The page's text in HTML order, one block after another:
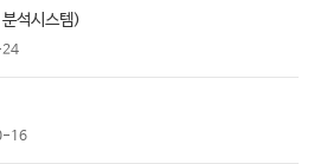
석시스템)
16